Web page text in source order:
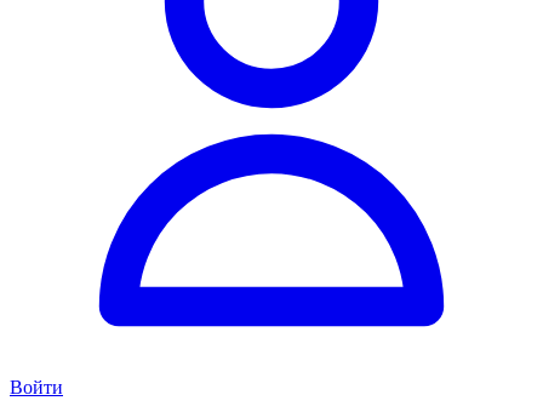
Войти